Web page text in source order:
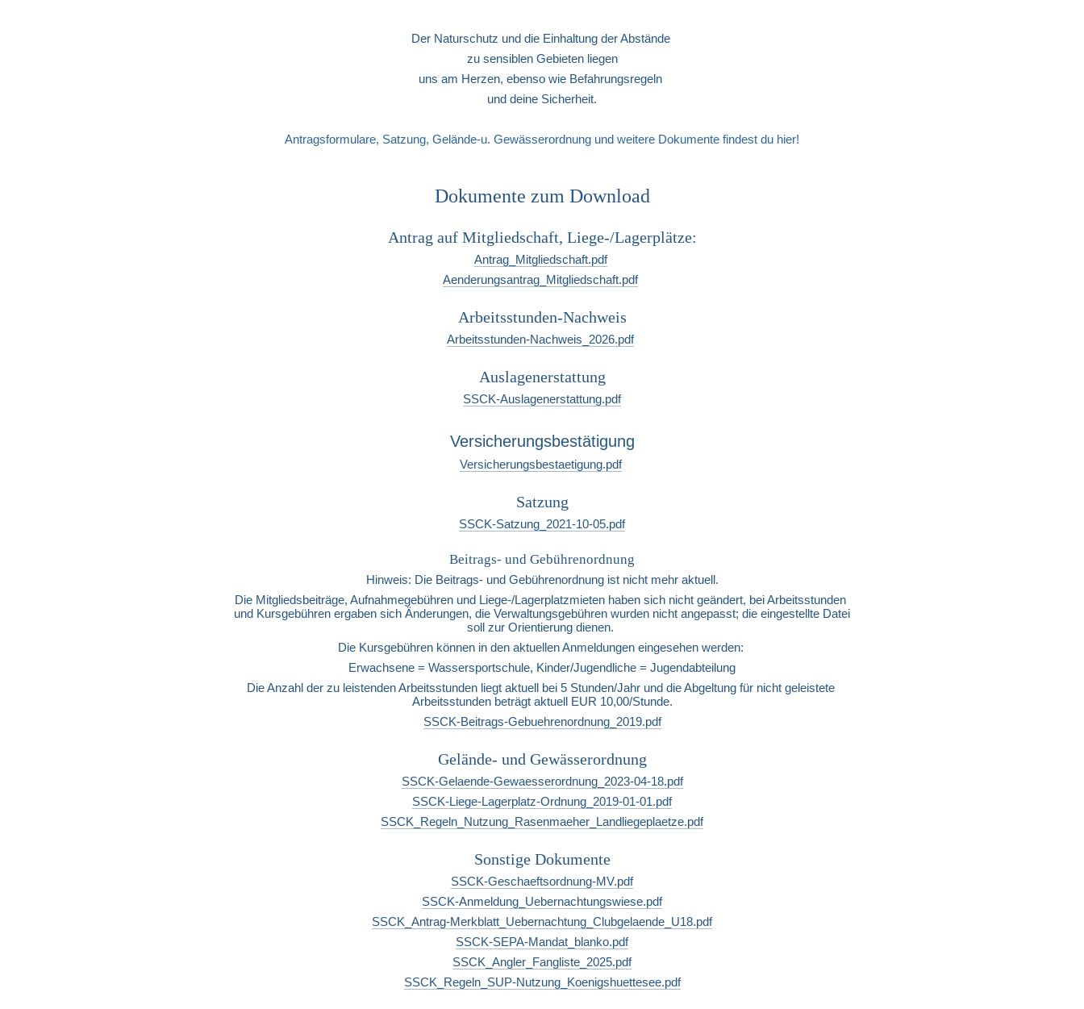
Der Naturschutz und die Einhaltung der Abstände
zu sensiblen Gebieten liegen
uns am Herzen, ebenso wie Befahrungsregeln
und deine Sicherheit.
Antragsformulare, Satzung, Gelände-u. Gewässerordnung und weitere Dokumente findest du hier!
Dokumente zum Download
Antrag auf Mitgliedschaft, Liege-/Lagerplätze:
Antrag_Mitgliedschaft.pdf
Aenderungsantrag_Mitgliedschaft.pdf
Arbeitsstunden-Nachweis
Arbeitsstunden-Nachweis_2026.pdf
Auslagenerstattung
SSCK-Auslagenerstattung.pdf
Versicherungsbestätigung
Versicherungsbestaetigung.pdf
Satzung
SSCK-Satzung_2021-10-05.pdf
Beitrags- und Gebührenordnung
Hinweis: Die Beitrags- und Gebührenordnung ist nicht mehr aktuell.
Die Mitgliedsbeiträge, Aufnahmegebühren und Liege-/Lagerplatzmieten haben sich nicht geändert, bei Arbeitsstunden
und Kursgebühren ergaben sich Änderungen, die Verwaltungsgebühren wurden nicht angepasst; die eingestellte Datei
soll zur Orientierung dienen.
Die Kursgebühren können in den aktuellen Anmeldungen eingesehen werden:
Erwachsene = Wassersportschule, Kinder/Jugendliche = Jugendabteilung
Die Anzahl der zu leistenden Arbeitsstunden liegt aktuell bei 5 Stunden/Jahr und die Abgeltung für nicht geleistete
Arbeitsstunden beträgt aktuell EUR 10,00/Stunde.
SSCK-Beitrags-Gebuehrenordnung_2019.pdf
Gelände- und Gewässerordnung
SSCK-Gelaende-Gewaesserordnung_2023-04-18.pdf
SSCK-Liege-Lagerplatz-Ordnung_2019-01-01.pdf
SSCK_Regeln_Nutzung_Rasenmaeher_Landliegeplaetze.pdf
Sonstige Dokumente
SSCK-Geschaeftsordnung-MV.pdf
SSCK-Anmeldung_Uebernachtungswiese.pdf
SSCK_Antrag-Merkblatt_Uebernachtung_Clubgelaende_U18.pdf
SSCK-SEPA-Mandat_blanko.pdf
SSCK_Angler_Fangliste_2025.pdf
SSCK_Regeln_SUP-Nutzung_Koenigshuettesee.pdf